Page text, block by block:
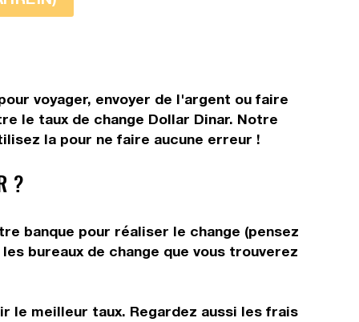
voyager, envoyer de l'argent ou faire
le taux de change Dollar Dinar. Notre
la pour ne faire aucune erreur !
?
banque pour réaliser le change (pensez
bureaux de change que vous trouverez
le meilleur taux. Regardez aussi les frais